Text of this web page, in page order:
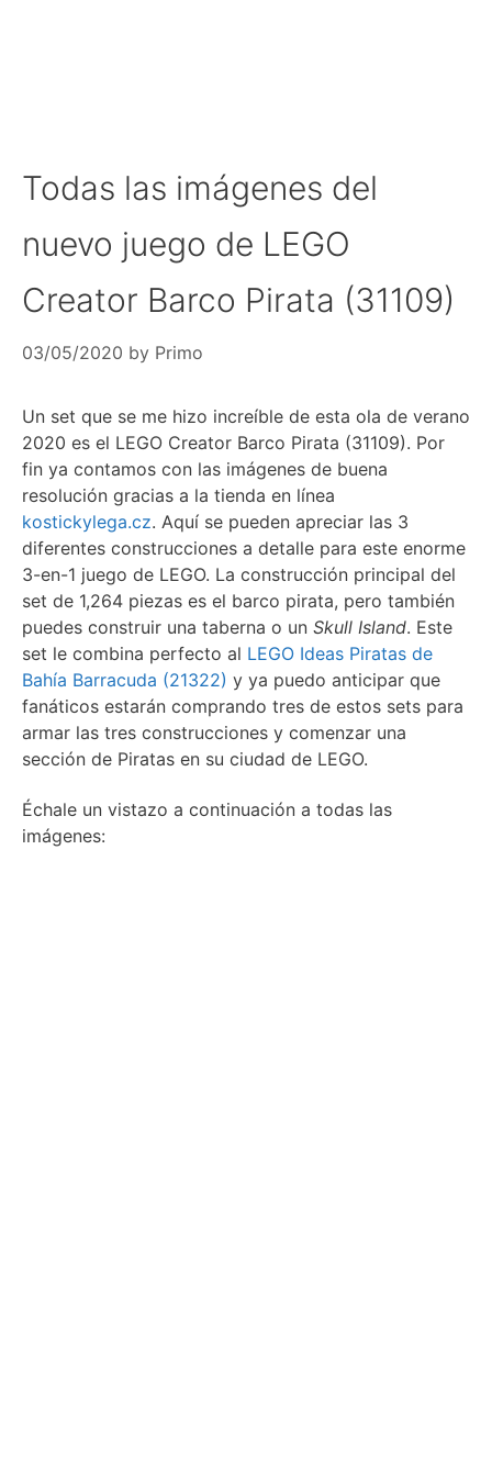
Todas las imágenes del
nuevo juego de LEGO
Creator Barco Pirata (31109)
03/05/2020 by Primo
Un set que se me hizo increíble de esta ola de verano
2020 es el LEGO Creator Barco Pirata (31109). Por
fin ya contamos con las imágenes de buena
resolución gracias a la tienda en línea
kostickylega.cz. Aquí se pueden apreciar las 3
diferentes construcciones a detalle para este enorme
3-en-1 juego de LEGO. La construcción principal del
set de 1,264 piezas es el barco pirata, pero también
puedes construir una taberna o un Skull Island. Este
set le combina perfecto al LEGO Ideas Piratas de
Bahía Barracuda (21322) y ya puedo anticipar que
fanáticos estarán comprando tres de estos sets para
armar las tres construcciones y comenzar una
sección de Piratas en su ciudad de LEGO.
Échale un vistazo a continuación a todas las
imágenes: